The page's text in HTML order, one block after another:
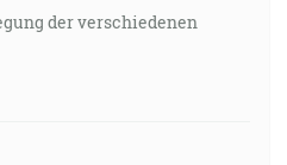
der verschiedenen